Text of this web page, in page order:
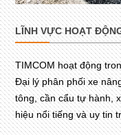
LĨNH VỰC HOẠT
TIMCOM hoạt động
Đại lý phân phối xe
tông, cần cẩu tự hành,
hiệu nổi tiếng và uy tin